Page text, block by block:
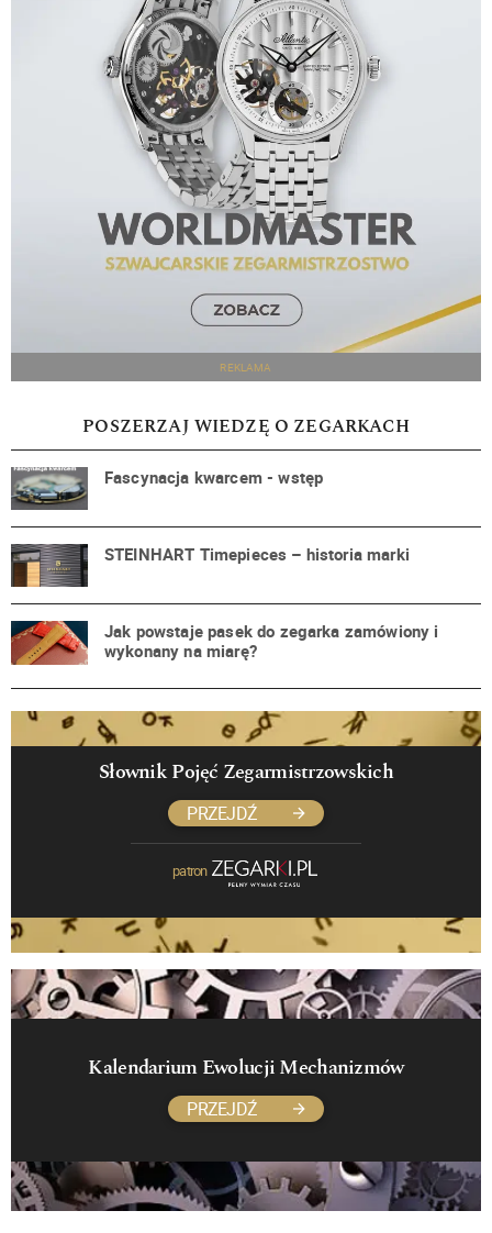
REKLAMA
POSZERZAJ WIEDZĘ O ZEGARKACH
Fascynacja kwarcem - wstęp
STEINHART Timepieces – historia marki
Jak powstaje pasek do zegarka zamówiony i
wykonany na miarę?
Słownik Pojęć Zegarmistrzowskich
PRZEJDŹ
patron
Kalendarium Ewolucji Mechanizmów
PRZEJDŹ